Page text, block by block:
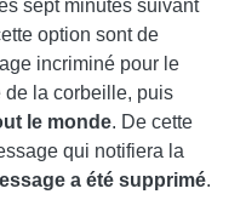
sept minutes suivant
option sont de
incriminé pour le
de la corbeille, puis
le monde. De cette
qui notifiera la
a été supprimé.